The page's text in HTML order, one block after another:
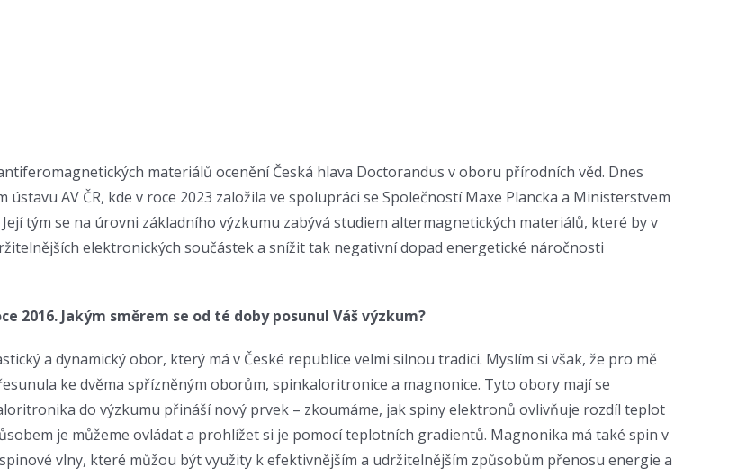
materiálů ocenění Česká hlava Doctorandus v oboru přírodních věd. Dnes
AV ČR, kde v roce 2023 založila ve spolupráci se Společností Maxe Plancka a Ministerstvem
tým se na úrovni základního výzkumu zabývá studiem altermagnetických materiálů, které by v
elektronických součástek a snížit tak negativní dopad energetické náročnosti
2016. Jakým směrem se od té doby posunul Váš výzkum?
a dynamický obor, který má v České republice velmi silnou tradici. Myslím si však, že pro mě
ke dvěma spřízněným oborům, spinkaloritronice a magnonice. Tyto obory mají se
do výzkumu přináší nový prvek – zkoumáme, jak spiny elektronů ovlivňuje rozdíl teplot
je můžeme ovládat a prohlížet si je pomocí teplotních gradientů. Magnonika má také spin v
vlny, které můžou být využity k efektivnějším a udržitelnějším způsobům přenosu energie a